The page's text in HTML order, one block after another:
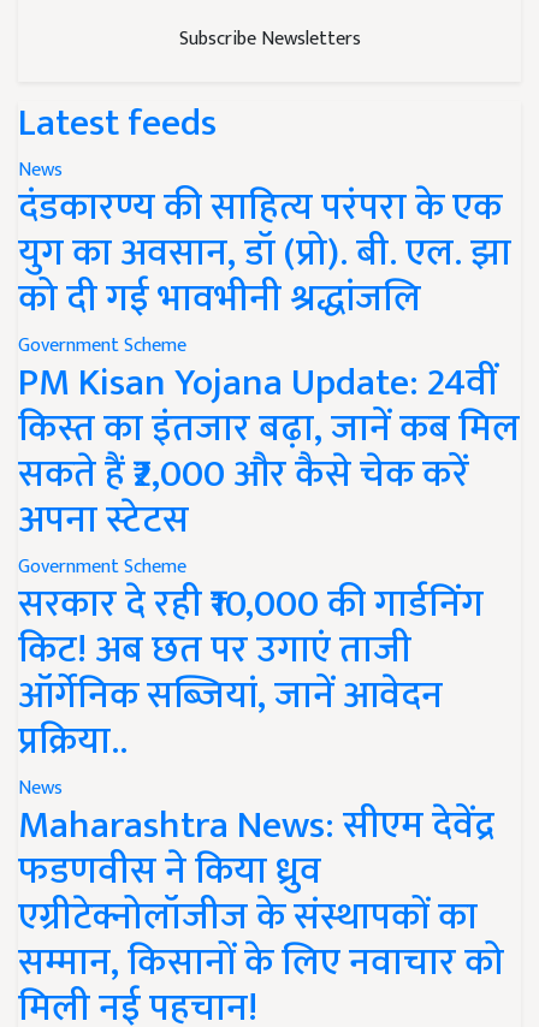
Subscribe Newsletters
Latest feeds
News
दंडकारण्य की साहित्य परंपरा के एक
युग का अवसान, डॉ (प्रो). बी. एल. झा
को दी गई भावभीनी श्रद्धांजलि
Government Scheme
PM Kisan Yojana Update: 24वीं
किस्त का इंतजार बढ़ा, जानें कब मिल
सकते हैं ₹2,000 और कैसे चेक करें
अपना स्टेटस
Government Scheme
सरकार दे रही ₹10,000 की गार्डनिंग
किट! अब छत पर उगाएं ताजी
ऑर्गेनिक सब्जियां, जानें आवेदन
प्रक्रिया..
News
Maharashtra News: सीएम देवेंद्र
फडणवीस ने किया ध्रुव
एग्रीटेक्नोलॉजीज के संस्थापकों का
सम्मान, किसानों के लिए नवाचार को
मिली नई पहचान!